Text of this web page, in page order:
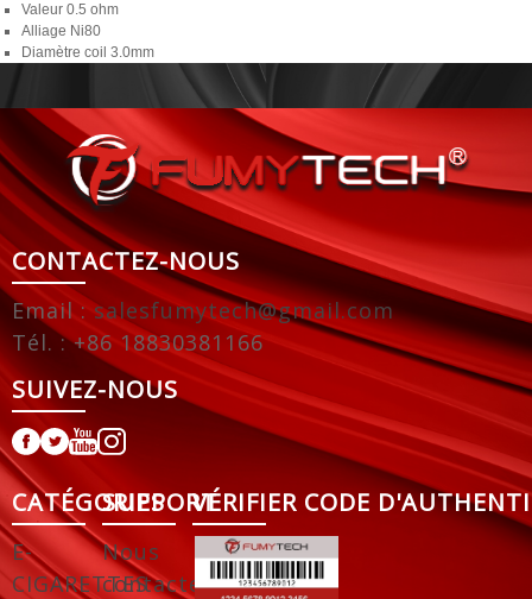
Valeur 0.5 ohm
Alliage Ni80
Diamètre coil 3.0mm
CONTACTEZ-NOUS
Email :salesfumytech@gmail.com
Tél. : +86 18830381166
SUIVEZ-NOUS
CATÉGORIES
E-
CIGARETTES
SUPPORT
Nous
contacter
VÉRIFIER CODE